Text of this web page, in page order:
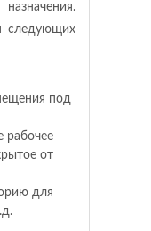
следующих
под
рабочее
от
для